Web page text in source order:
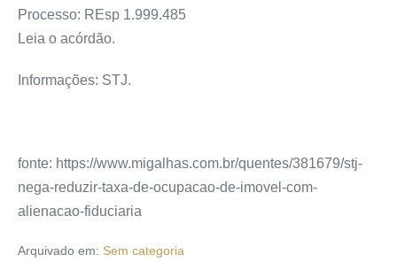
Processo: REsp 1.999.485
Leia o acórdão.
Informações: STJ.
fonte: https://www.migalhas.com.br/quentes/381679/stj-
nega-reduzir-taxa-de-ocupacao-de-imovel-com-
alienacao-fiduciaria
Arquivado em: Sem categoria